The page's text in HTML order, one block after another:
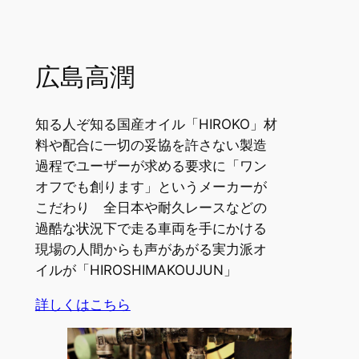
広島高潤
知る人ぞ知る国産オイル「HIROKO」材
料や配合に一切の妥協を許さない製造
過程でユーザーが求める要求に「ワン
オフでも創ります」というメーカーが
こだわり 全日本や耐久レースなどの
過酷な状況下で走る車両を手にかける
現場の人間からも声があがる実力派オ
イルが「HIROSHIMAKOUJUN」
詳しくはこちら